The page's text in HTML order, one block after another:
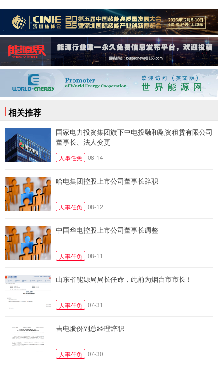
相关推荐
国家电力投资集团旗下中电投融和融资租赁有限公司
董事长、法人变更
人事任免 08-14
哈电集团控股上市公司董事长辞职
人事任免 08-12
中国华电控股上市公司董事长调整
人事任免 08-11
山东省能源局局长任命，此前为烟台市市长！
人事任免 07-31
吉电股份副总经理辞职
人事任免 07-30